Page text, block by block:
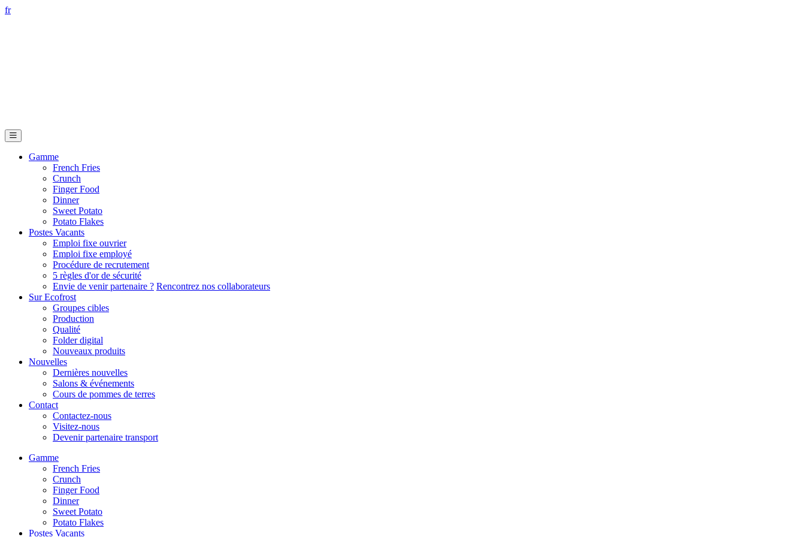
fr
Gamme
French Fries
Crunch
Finger Food
Dinner
Sweet Potato
Potato Flakes
Postes Vacants
Emploi fixe ouvrier
Emploi fixe employé
Procédure de recrutement
5 règles d'or de sécurité
Envie de venir partenaire ? Rencontrez nos collaborateurs
Sur Ecofrost
Groupes cibles
Production
Qualité
Folder digital
Nouveaux produits
Nouvelles
Dernières nouvelles
Salons & événements
Cours de pommes de terres
Contact
Contactez-nous
Visitez-nous
Devenir partenaire transport
Gamme
French Fries
Crunch
Finger Food
Dinner
Sweet Potato
Potato Flakes
Postes Vacants